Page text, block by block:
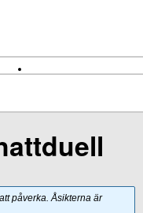
påverka. Åsikterna är